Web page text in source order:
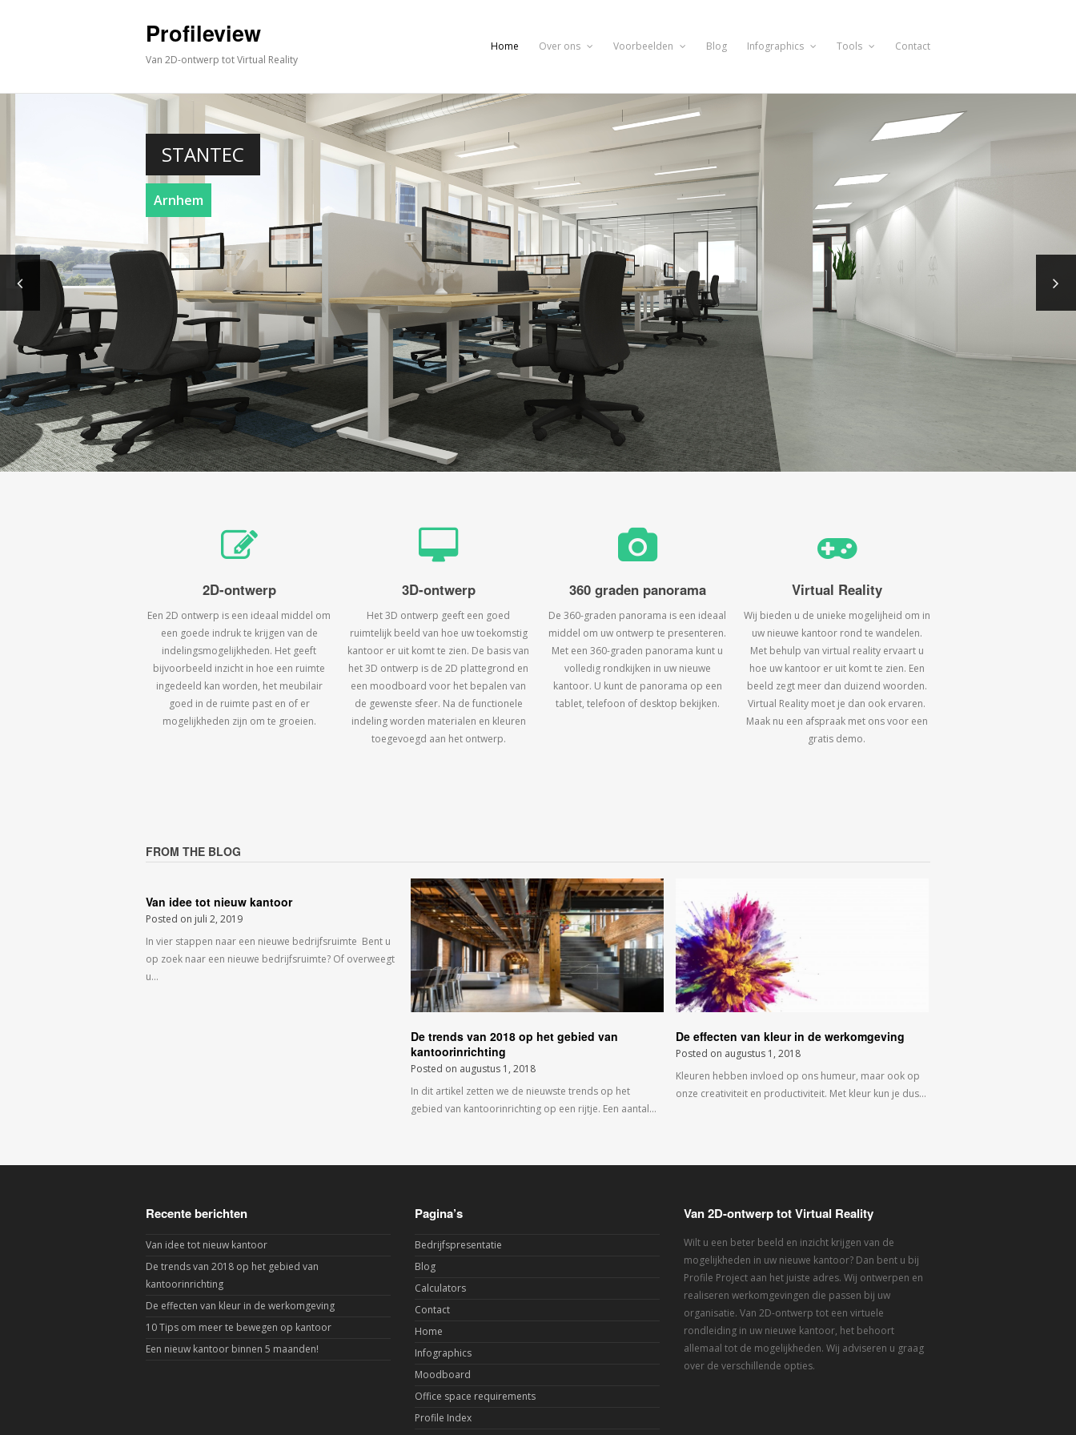
Profileview
Van 2D-ontwerp tot Virtual Reality
Home Over ons Voorbeelden Blog Infographics Tools Contact
STANTEC
Arnhem
2D-ontwerp
Een 2D ontwerp is een ideaal middel om
een goede indruk te krijgen van de
indelingsmogelijkheden. Het geeft
bijvoorbeeld inzicht in hoe een ruimte
ingedeeld kan worden, het meubilair
goed in de ruimte past en of er
mogelijkheden zijn om te groeien.
3D-ontwerp
Het 3D ontwerp geeft een goed
ruimtelijk beeld van hoe uw toekomstig
kantoor er uit komt te zien. De basis van
het 3D ontwerp is de 2D plattegrond en
een moodboard voor het bepalen van
de gewenste sfeer. Na de functionele
indeling worden materialen en kleuren
toegevoegd aan het ontwerp.
360 graden panorama
De 360-graden panorama is een ideaal
middel om uw ontwerp te presenteren.
Met een 360-graden panorama kunt u
volledig rondkijken in uw nieuwe
kantoor. U kunt de panorama op een
tablet, telefoon of desktop bekijken.
Virtual Reality
Wij bieden u de unieke mogelijheid om in
uw nieuwe kantoor rond te wandelen.
Met behulp van virtual reality ervaart u
hoe uw kantoor er uit komt te zien. Een
beeld zegt meer dan duizend woorden.
Virtual Reality moet je dan ook ervaren.
Maak nu een afspraak met ons voor een
gratis demo.
FROM THE BLOG
Van idee tot nieuw kantoor
Posted on juli 2, 2019
In vier stappen naar een nieuwe bedrijfsruimte Bent u
op zoek naar een nieuwe bedrijfsruimte? Of overweegt
u…
De trends van 2018 op het gebied van
kantoorinrichting
Posted on augustus 1, 2018
In dit artikel zetten we de nieuwste trends op het
gebied van kantoorinrichting op een rijtje. Een aantal…
De effecten van kleur in de werkomgeving
Posted on augustus 1, 2018
Kleuren hebben invloed op ons humeur, maar ook op
onze creativiteit en productiviteit. Met kleur kun je dus…
Recente berichten
Van idee tot nieuw kantoor
De trends van 2018 op het gebied van
kantoorinrichting
De effecten van kleur in de werkomgeving
10 Tips om meer te bewegen op kantoor
Een nieuw kantoor binnen 5 maanden!
Pagina’s
Bedrijfspresentatie
Blog
Calculators
Contact
Home
Infographics
Moodboard
Office space requirements
Profile Index
Van 2D-ontwerp tot Virtual Reality
Wilt u een beter beeld en inzicht krijgen van de
mogelijkheden in uw nieuwe kantoor? Dan bent u bij
Profile Project aan het juiste adres. Wij ontwerpen en
realiseren werkomgevingen die passen bij uw
organisatie. Van 2D-ontwerp tot een virtuele
rondleiding in uw nieuwe kantoor, het behoort
allemaal tot de mogelijkheden. Wij adviseren u graag
over de verschillende opties.